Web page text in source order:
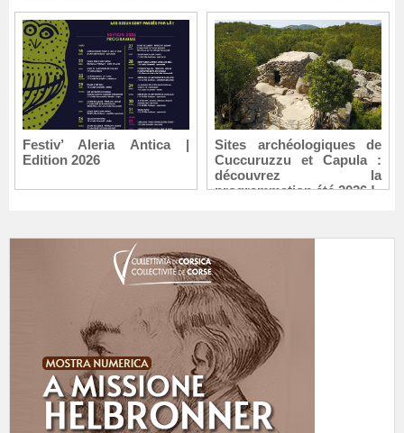
Festiv’ Aleria Antica |
Edition 2026
Sites archéologiques de
Cuccuruzzu et Capula :
découvrez la
programmation été 2026 !